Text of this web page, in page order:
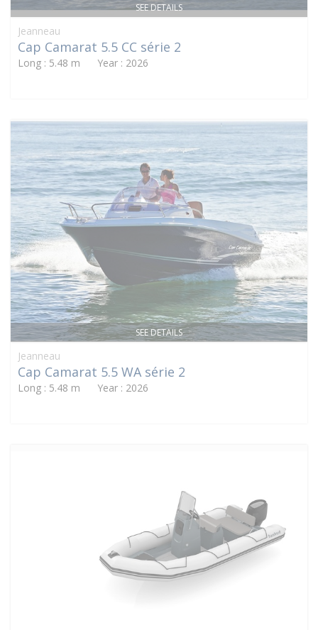
SEE DETAILS
Jeanneau
Cap Camarat 5.5 CC série 2
Long : 5.48 m Year : 2026
SEE DETAILS
Jeanneau
Cap Camarat 5.5 WA série 2
Long : 5.48 m Year : 2026